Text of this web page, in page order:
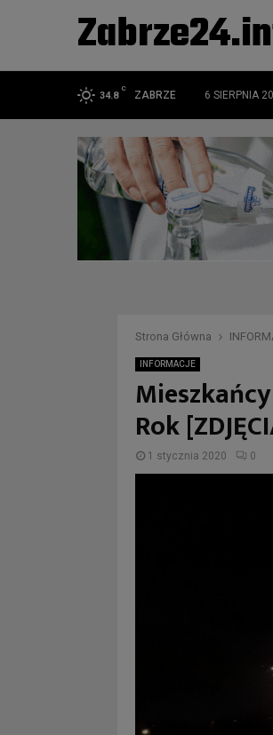
34.8
C
ZABRZE 6 SIERPNIA
Strona Główna
INFORMACJE
Rok
1 stycznia 2020 0